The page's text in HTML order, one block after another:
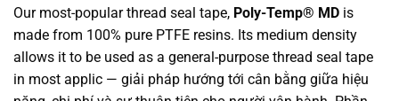
Our most-popular thread seal tape, Poly-Temp® MD is
made from 100% pure PTFE resins. Its medium density
allows it to be used as a general-purpose thread seal tape
in most applic — giải pháp hướng tới cân bằng giữa hiệu